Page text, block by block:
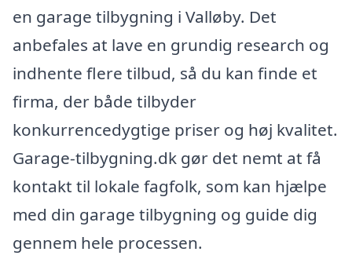
en garage tilbygning i Valløby. Det
anbefales at lave en grundig research og
indhente flere tilbud, så du kan finde et
firma, der både tilbyder
konkurrencedygtige priser og høj kvalitet.
Garage-tilbygning.dk gør det nemt at få
kontakt til lokale fagfolk, som kan hjælpe
med din garage tilbygning og guide dig
gennem hele processen.